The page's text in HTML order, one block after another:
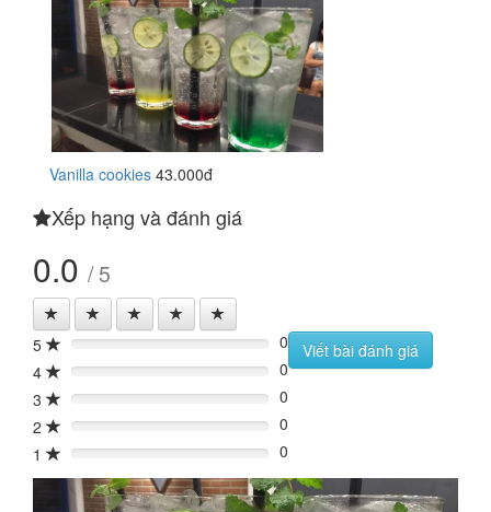
Vanilla cookies 43.000đ
Xếp hạng và đánh giá
0.0 / 5
5 0%
0
4
0%
0
3
0%
0
2
0%
0
1
0% 0
Viết bài đánh giá